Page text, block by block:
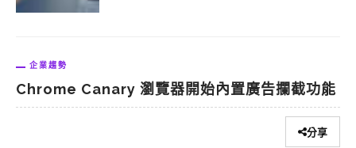
企業趨勢
Chrome Canary 瀏覽器開始內置廣告攔截功能
分享